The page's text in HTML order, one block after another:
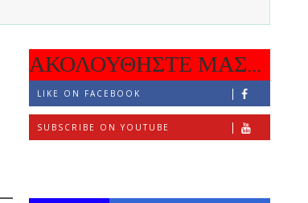
ΑΚΟΛΟΥΘΗΣΤΕ ΜΑΣ...
LIKE ON FACEBOOK
SUBSCRIBE ON YOUTUBE